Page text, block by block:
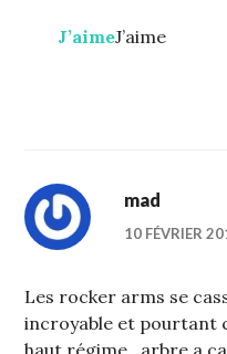
J’aimeJ’aime
mad
10 FÉVRIER
Les rocker arms se
incroyable et pourtant
haut régime…arbre a